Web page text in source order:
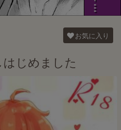
お気に入り
じめました